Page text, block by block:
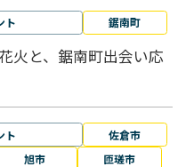
ト 鋸南町
火と、鋸南町出会い応
ト
佐倉市
旭市
匝瑳市